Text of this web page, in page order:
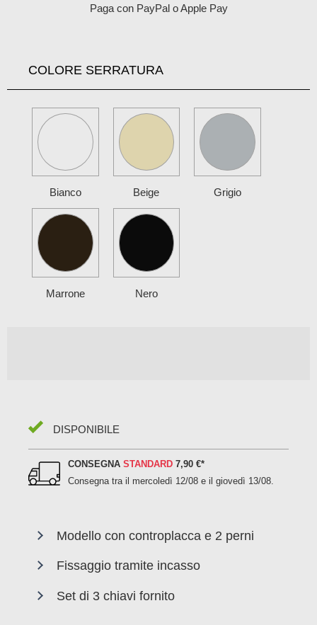
Paga con PayPal o Apple Pay
COLORE SERRATURA
Bianco Beige Grigio
Marrone Nero
DISPONIBILE
CONSEGNASTANDARD 7,90 €*
Consegna tra il mercoledì 12/08 e il giovedì 13/08
Modello con controplacca e 2 perni
Fissaggio tramite incasso
Set di 3 chiavi fornito